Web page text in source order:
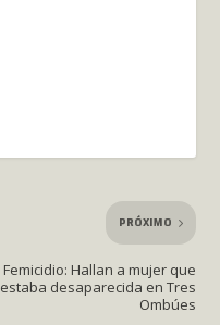
PRÓXIMO
Femicidio: Hallan a mujer que
estaba desaparecida en Tres
Ombúes